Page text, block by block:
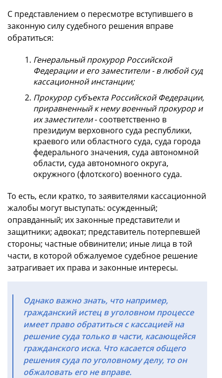
С представлением о пересмотре вступившего в
законную силу судебного решения вправе
обратиться:
Генеральный прокурор Российской
Федерации и его заместители - в любой суд
кассационной инстанции;
Прокурор субъекта Российской Федерации,
приравненный к нему военный прокурор и
их заместители- соответственно в
президиум верховного суда республики,
краевого или областного суда, суда города
федерального значения, суда автономной
области, суда автономного округа,
окружного (флотского) военного суда.
То есть, если кратко, то заявителями кассационной
жалобы могут выступать: осужденный;
оправданный; их законные представители и
защитники; адвокат; представитель потерпевшей
стороны; частные обвинители; иные лица в той
части, в которой обжалуемое судебное решение
затрагивает их права и законные интересы.
Однако важно знать, что например,
гражданский истец в уголовном процессе
имеет право обратиться с кассацией на
решение суда только в части, касающейся
гражданского иска. Что касается общего
решения суда по уголовному делу, то он
обжаловать его не вправе.